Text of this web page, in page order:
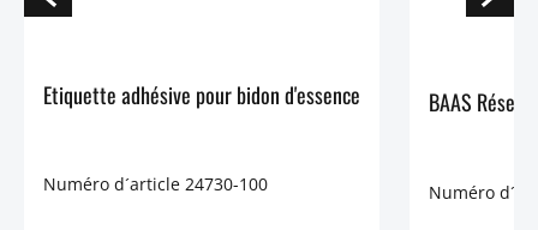
Etiquette adhésive pour bidon d'essence
Numéro d´article 24730-100
BAAS
Numéro